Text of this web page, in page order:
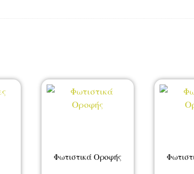
Φωτιστικά Οροφής